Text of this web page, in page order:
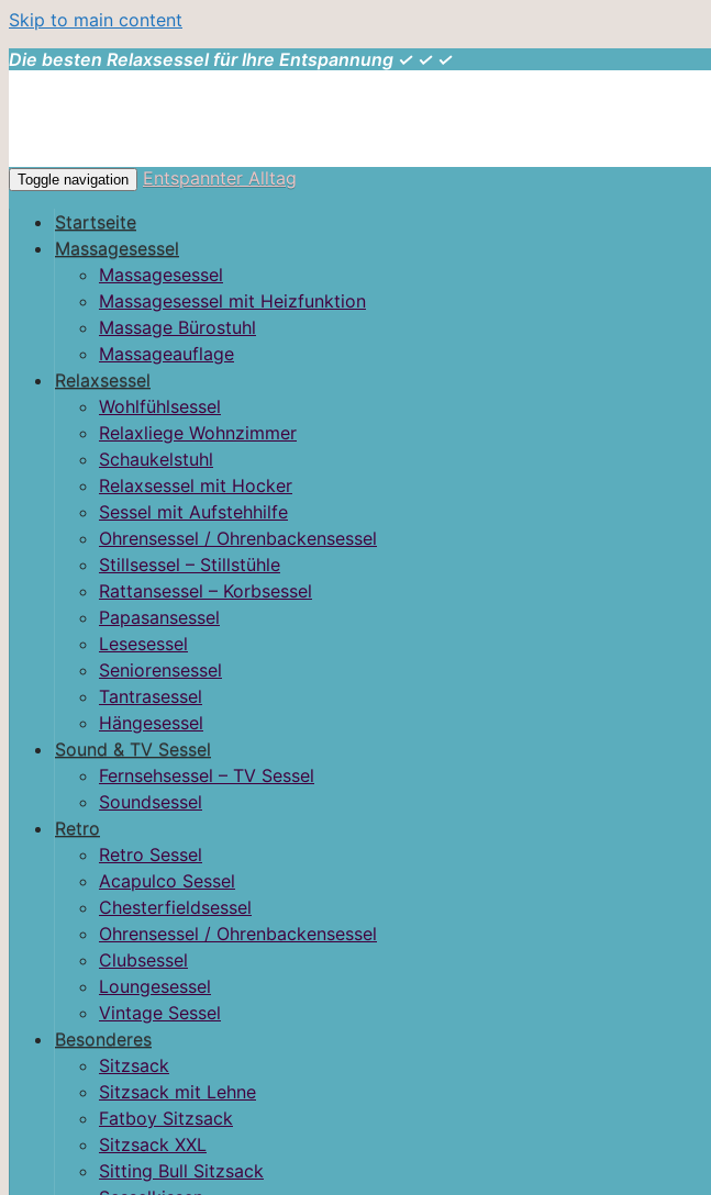
Skip to main content
Die besten Relaxsessel für Ihre Entspannung ✓ ✓ ✓
Toggle navigation
Entspannter Alltag
Startseite
Massagesessel
Massagesessel
Massagesessel mit Heizfunktion
Massage Bürostuhl
Massageauflage
Relaxsessel
Wohlfühlsessel
Relaxliege Wohnzimmer
Schaukelstuhl
Relaxsessel mit Hocker
Sessel mit Aufstehhilfe
Ohrensessel / Ohrenbackensessel
Stillsessel – Stillstühle
Rattansessel – Korbsessel
Papasansessel
Lesesessel
Seniorensessel
Tantrasessel
Hängesessel
Sound & TV Sessel
Fernsehsessel – TV Sessel
Soundsessel
Retro
Retro Sessel
Acapulco Sessel
Chesterfieldsessel
Ohrensessel / Ohrenbackensessel
Clubsessel
Loungesessel
Vintage Sessel
Besonderes
Sitzsack
Sitzsack mit Lehne
Fatboy Sitzsack
Sitzsack XXL
Sitting Bull Sitzsack